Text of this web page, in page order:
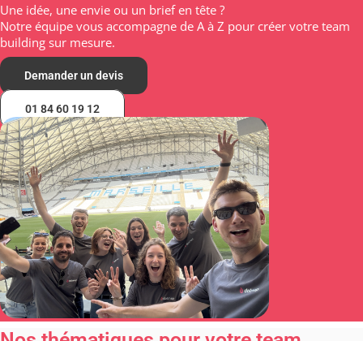
Une idée, une envie ou un brief en tête ?
Notre équipe vous accompagne de A à Z pour créer votre team
building sur mesure.
Demander un devis
01 84 60 19 12